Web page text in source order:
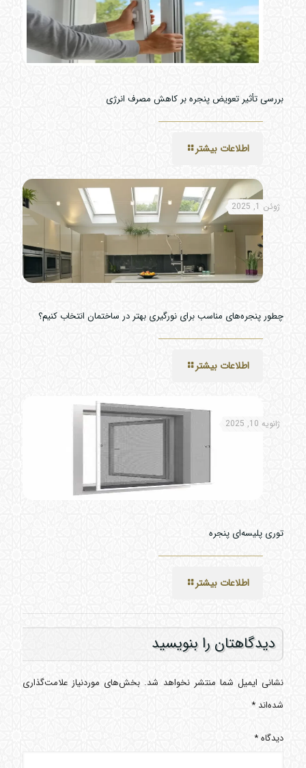
بررسی تأثیر تعویض پنجره بر کاهش مصرف انرژی
اطلاعات بیشتر
ژوئن 1, 2025
چطور پنجره‌های مناسب برای نورگیری بهتر در ساختمان انتخاب کنیم؟
اطلاعات بیشتر
ژانویه 10, 2025
توری پلیسه‌ای پنجره
اطلاعات بیشتر
دیدگاهتان را بنویسید
نشانی ایمیل شما منتشر نخواهد شد. بخش‌های موردنیاز علامت‌گذاری
شده‌اند *
دیدگاه*